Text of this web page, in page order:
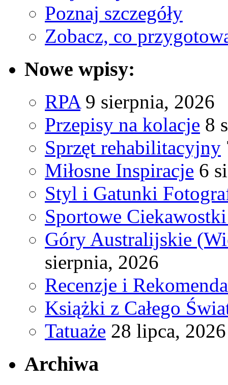
Poznaj szczegóły
Zobacz, co
Nowe wpisy:
RPA 9 sierpnia, 2026
Przepisy na kolacje 8
Sprzęt rehabilitacyjny
Miłosne Inspiracje 6
Styl i Gatunki
Sportowe
Góry Australijskie
sierpnia, 2026
Recenzje i
Książki z Całego
Tatuaże 28 lipca, 2026
Archiwa